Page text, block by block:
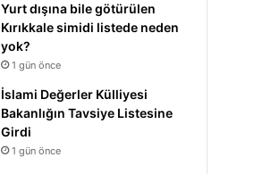
Yurt dışına bile götürülen
Kırıkkale simidi listede neden
yok?
1 gün önce
İslami Değerler Külliyesi
Bakanlığın Tavsiye Listesine
Girdi
1 gün önce